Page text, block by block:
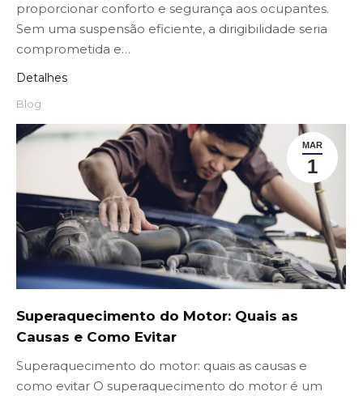
proporcionar conforto e segurança aos ocupantes.
Sem uma suspensão eficiente, a dirigibilidade seria
comprometida e…
Detalhes
Blog
MAR
1
Superaquecimento do Motor: Quais as
Causas e Como Evitar
Superaquecimento do motor: quais as causas e
como evitar O superaquecimento do motor é um